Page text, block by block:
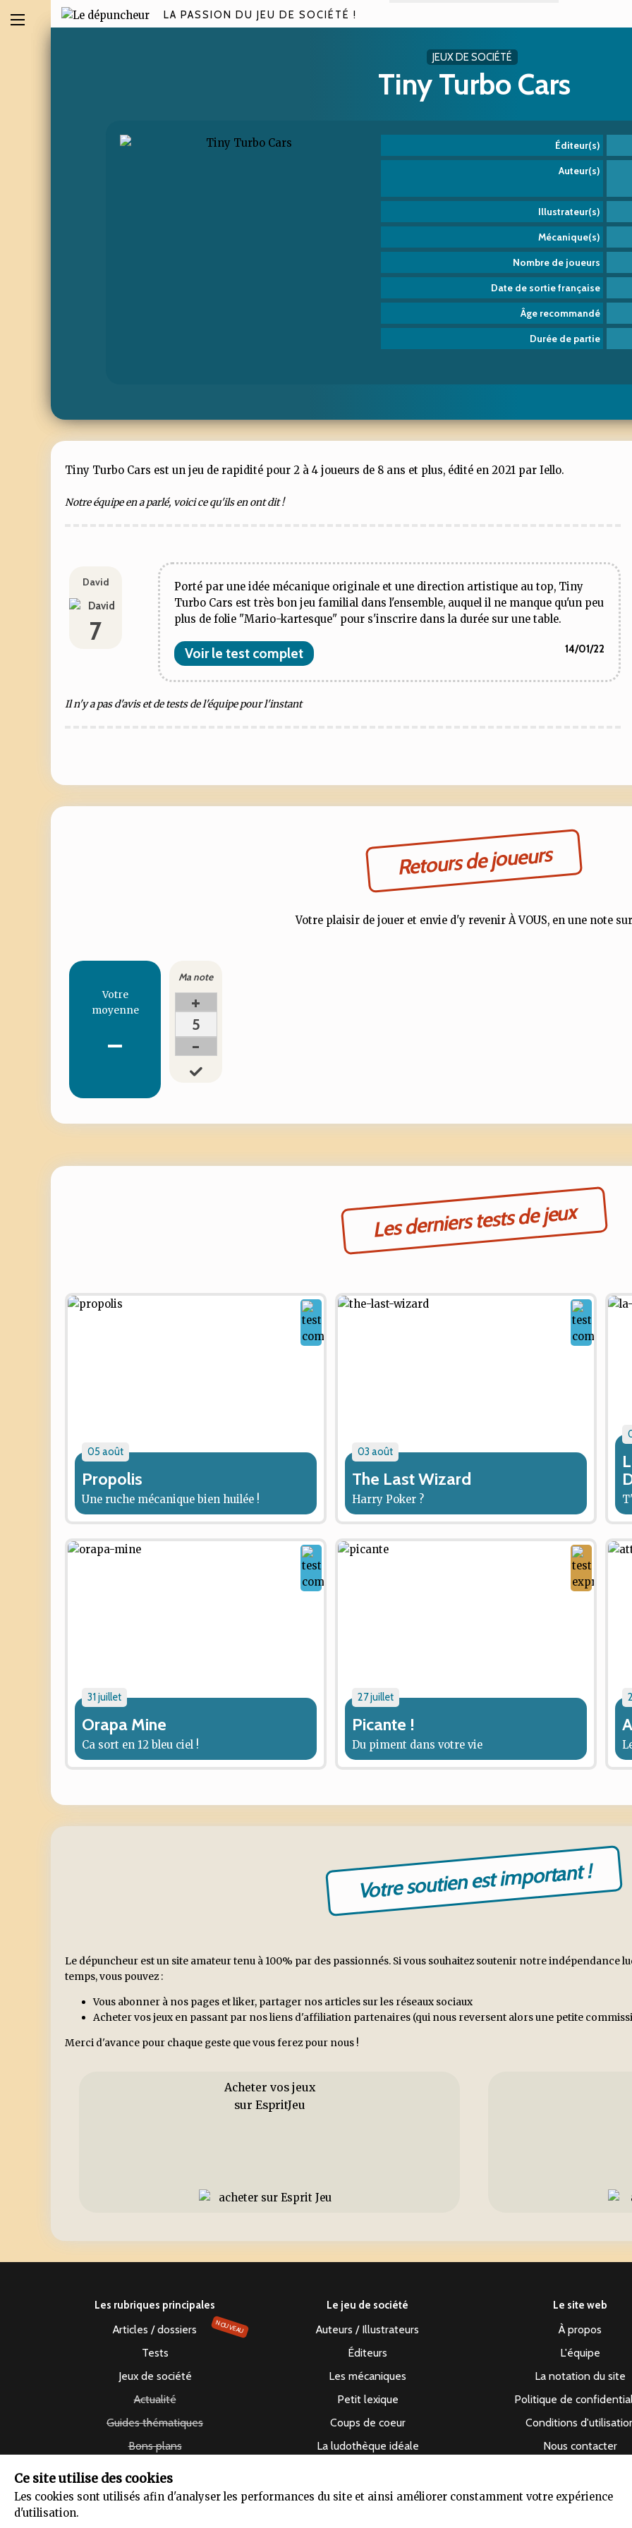
Ce site utilise des cookies
Les cookies sont utilisés afin d'analyser les performances du site et ainsi améliorer constamment votre expérience
d'utilisation.
LA PASSION DU JEU DE SOCIÉTÉ !
JEUX DE SOCIÉTÉ
Tiny Turbo Cars
Éditeur(s)
Auteur(s)
Illustrateur(s)
Mécanique(s)
Nombre de joueurs
Date de sortie française
Âge recommandé
Durée de partie
Tiny Turbo Cars est un jeu de rapidité pour 2 à 4 joueurs de 8 ans et plus, édité en 2021 par Iello.
Notre équipe en a parlé, voici ce qu'ils en ont dit !
David
7
Porté par une idée mécanique originale et une direction artistique au top, Tiny
Turbo Cars est très bon jeu familial dans l'ensemble, auquel il ne manque qu'un peu
plus de folie "Mario-kartesque" pour s'inscrire dans la durée sur une table.
Voir le test complet 14/01/22
Il n'y a pas d'avis et de tests de l'équipe pour l'instant
Retours de joueurs
Votre plaisir de jouer et envie d'y revenir À VOUS, en une note
Votre
moyenne
-
Ma note
+
5
-
Les derniers tests de jeux
05 août
Propolis
Une ruche mécanique bien huilée !
03 août
The Last Wizard
Harry Poker ?
31 juillet
Orapa Mine
Ca sort en 12 bleu ciel !
27 juillet
Picante !
Du piment dans votre vie
Votre soutien est important !
Le dépuncheur est un site amateur tenu à 100% par des passionnés. Si vous souhaitez soutenir notre indépendance
temps, vous pouvez :
Vous abonner à nos pages et liker, partager nos articles sur les réseaux sociaux
Acheter vos jeux en passant par nos liens d'affiliation partenaires (qui nous reversent alors une petite
Merci d'avance pour chaque geste que vous ferez pour nous !
Acheter vos jeux
sur EspritJeu
Les rubriques principales
Articles / dossiers NOUVEAU
Tests
Jeux de société
Actualité
Guides thématiques
Bons plans
Vidéos
Le jeu de société
Auteurs / Illustrateurs
Éditeurs
Les mécaniques
Petit lexique
Coups de coeur
La ludothèque idéale
Le site web
À propos
L'équipe
La notation du site
Politique de
Conditions
Nous contacter